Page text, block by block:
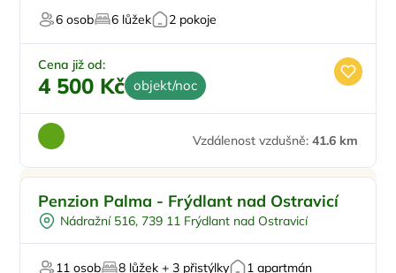
6 osob 6 lůžek 2 pokoje
Cena již od:
4 500 Kč objekt/noc
Vzdálenost vzdušně: 41.6 km
Pro sportovce
Pro milovníky přírody
Penzion Palma - Frýdlant nad Ostravicí
Nádražní 516, 739 11 Frýdlant nad Ostravicí
11 osob 8 lůžek + 3 přistýlky 1 apartmán